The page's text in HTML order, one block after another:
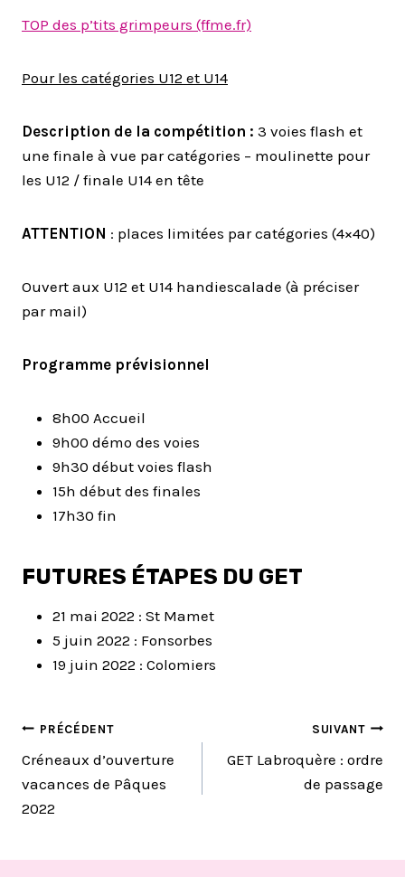
TOP des p’tits grimpeurs (ffme.fr)
Pour les catégories U12 et U14
Description de la compétition : 3 voies flash et
une finale à vue par catégories – moulinette pour
les U12 / finale U14 en tête
ATTENTION : places limitées par catégories (4×40)
Ouvert aux U12 et U14 handiescalade (à préciser
par mail)
Programme prévisionnel
8h00 Accueil
9h00 démo des voies
9h30 début voies flash
15h début des finales
17h30 fin
FUTURES ÉTAPES DU GET
21 mai 2022 : St Mamet
5 juin 2022 : Fonsorbes
19 juin 2022 : Colomiers
NAVIGATION
DE
L’ARTICLE
PRÉCÉDENT
Créneaux d’ouverture
vacances de Pâques
2022
SUIVANT
GET Labroquère : ordre
de passage